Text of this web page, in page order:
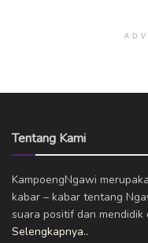
Tentang Kami
KampoengNgawi
kabar – kabar tentang
suara positif dan
Selengkapnya..